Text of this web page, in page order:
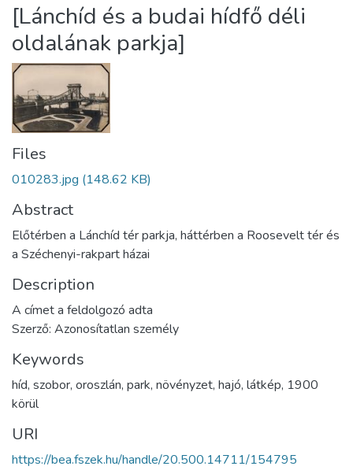
Statistics
About us
[Lánchíd és a budai hídfő déli
oldalának parkja]
Files
010283.jpg (148.62 KB)
Abstract
Előtérben a Lánchíd tér parkja, háttérben a Roosevelt tér és
a Széchenyi-rakpart házai
Description
A címet a feldolgozó adta
Szerző: Azonosítatlan személy
Keywords
híd, szobor, oroszlán, park, növényzet, hajó, látkép, 1900
körül
URI
https://bea.fszek.hu/handle/20.500.14711/154795